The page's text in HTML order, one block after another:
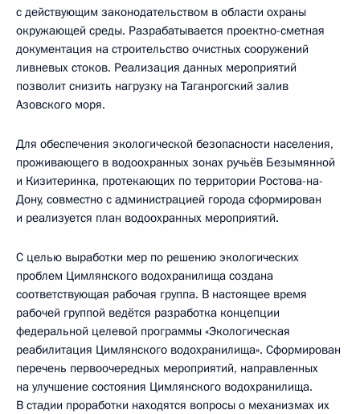
с действующим законодательством в области охраны
окружающей среды. Разрабатывается проектно-сметная
документация на строительство очистных сооружений
ливневых стоков. Реализация данных мероприятий
позволит снизить нагрузку на Таганрогский залив
Азовского моря.
Для обеспечения экологической безопасности населения,
проживающего в водоохранных зонах ручьёв Безымянной
и Кизитеринка, протекающих по территории Ростова-на-
Дону, совместно с администрацией города сформирован
и реализуется план водоохранных мероприятий.
С целью выработки мер по решению экологических
проблем Цимлянского водохранилища создана
соответствующая рабочая группа. В настоящее время
рабочей группой ведётся разработка концепции
федеральной целевой программы «Экологическая
реабилитация Цимлянского водохранилища». Сформирован
перечень первоочередных мероприятий, направленных
на улучшение состояния Цимлянского водохранилища.
В стадии проработки находятся вопросы о механизмах их